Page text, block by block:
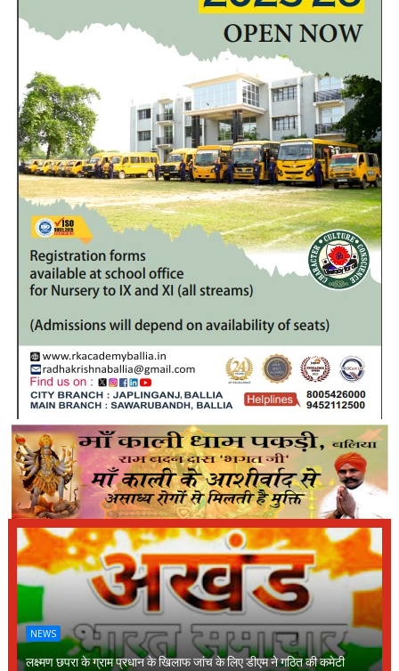
NEWS
लक्ष्मण छपरा के ग्राम प्रधान के खिलाफ जांच के लिए डीएम ने गठित की कमेटी